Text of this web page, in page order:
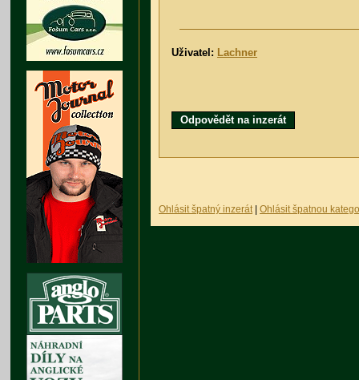
Uživatel: Lachner
Odpovědět na inzerát
Ohlásit špatný inzerát Ohlásit špatnou